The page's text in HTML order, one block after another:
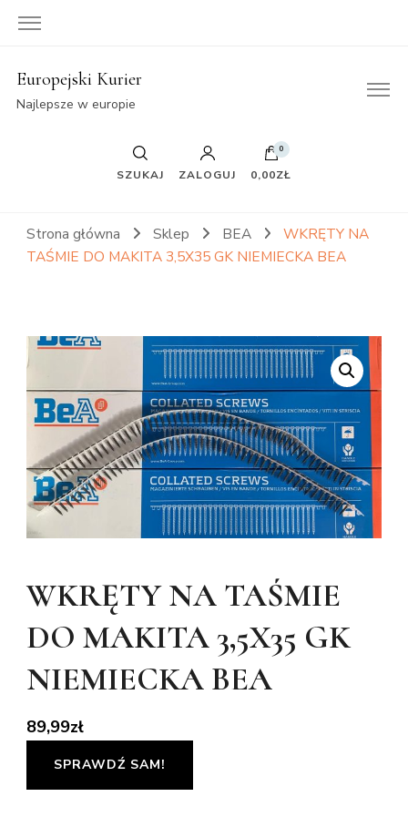
Europejski Kurier
Najlepsze w europie
SZUKAJ ZALOGUJ
0
0,00ZŁ
Strona główna Sklep BEA
WKRĘTY NA
TAŚMIE DO MAKITA 3,5X35 GK NIEMIECKA BEA
WKRĘTY NA TAŚMIE
DO MAKITA 3,5X35 GK
NIEMIECKA BEA
89,99zł
SPRAWDŹ SAM!